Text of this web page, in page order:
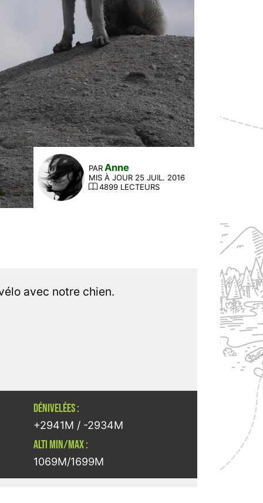
PAR Anne
MIS À JOUR 25 JUIL. 2016
4899 LECTEURS
avec notre chien.
DÉNIVELÉES :
+2941M / -2934M
ALTI MIN/MAX :
1069M/1699M